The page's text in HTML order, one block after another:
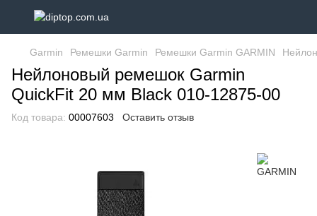
Garmin Ремешки Garmin Ремешки Garmin GARMIN
Нейлоновый ремешок Garmin
QuickFit 20 мм Black 010-12875-00
Код товара: 00007603 Оставить отзыв